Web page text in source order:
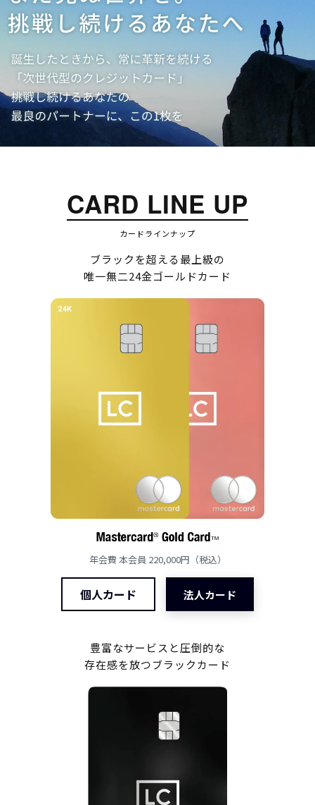
CARD LINE UP
カードラインナップ
ブラックを超える最上級の
唯一無二24金ゴールドカード
年会費 本会員 220,000円（税込）
個人カード 法人カード
豊富なサービスと圧倒的な
存在感を放つブラックカード